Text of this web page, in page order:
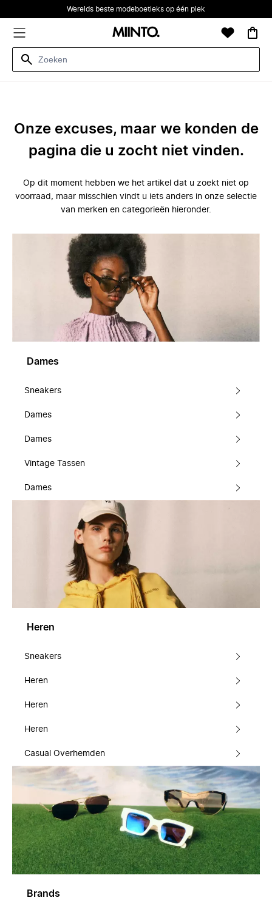
Werelds beste modeboetieks op één plek
Onze excuses, maar we konden de
pagina die u zocht niet vinden.
Op dit moment hebben we het artikel dat u zoekt niet op
voorraad, maar misschien vindt u iets anders in onze selectie
van merken en categorieën hieronder.
Dames
Sneakers
Dames
Dames
Vintage Tassen
Dames
Heren
Sneakers
Heren
Heren
Heren
Casual Overhemden
Brands